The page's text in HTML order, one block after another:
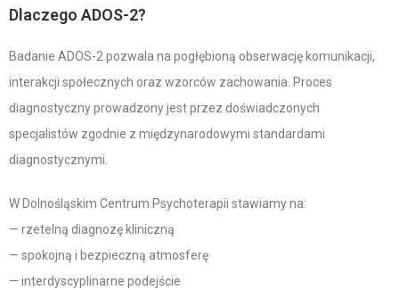
Dlaczego ADOS-2?
Badanie ADOS-2 pozwala na pogłębioną obserwację komunikacji,
interakcji społecznych oraz wzorców zachowania. Proces
diagnostyczny prowadzony jest przez doświadczonych
specjalistów zgodnie z międzynarodowymi standardami
diagnostycznymi.
W Dolnośląskim Centrum Psychoterapii stawiamy na:
— rzetelną diagnozę kliniczną
— spokojną i bezpieczną atmosferę
— interdyscyplinarne podejście